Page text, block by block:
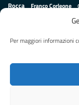
Per maggiori informazioni
Rocca
Franco Corleone
Giuseppe Emanuele
Palma ministero
Regione Lazio
Sarah Grieco